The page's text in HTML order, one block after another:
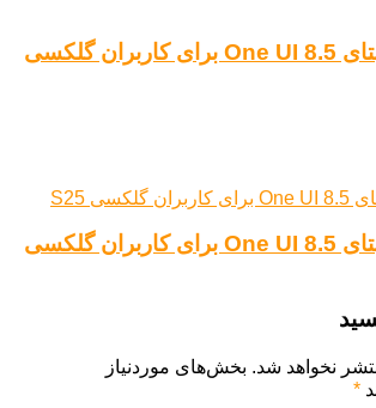
انتشار ششمین بتای One UI 8.5 برای کاربران گلکسی
انتشار ششمین بتای One UI 8.5 برای کاربران گلکسی
نخواهد شد. بخش‌های موردنیاز
*